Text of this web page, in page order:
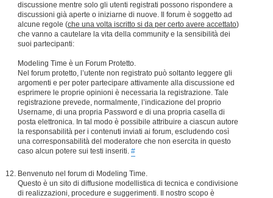
discussione mentre solo gli utenti registrati possono rispondere a
discussioni già aperte o iniziarne di nuove. Il forum è soggetto ad
alcune regole (che una volta iscritto si da per certo avere accettato)
che vanno a cautelare la vita della community e la sensibilità dei
suoi partecipanti:
Modeling Time è un Forum Protetto.
Nel forum protetto, l’utente non registrato può soltanto leggere gli
argomenti e per poter partecipare attivamente alla discussione ed
esprimere le proprie opinioni è necessaria la registrazione. Tale
registrazione prevede, normalmente, l’indicazione del proprio
Username, di una propria Password e di una propria casella di
posta elettronica. In tal modo è possibile attribuire a ciascun autore
la responsabilità per i contenuti inviati ai forum, escludendo così
una corresponsabilità del moderatore che non esercita in questo
caso alcun potere sui testi inseriti. #
Benvenuto nel forum di Modeling Time.
Questo è un sito di diffusione modellistica di tecnica e condivisione
di realizzazioni, procedure e suggerimenti. Il nostro scopo è